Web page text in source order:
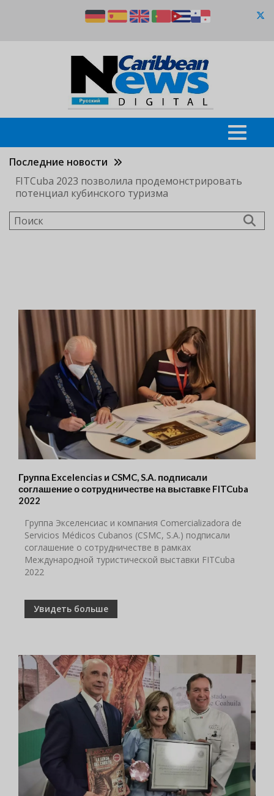
Последние новости
FITCuba 2023 позволила продемонстрировать
потенциал кубинского туризма
Поиск
Группа Excelencias и CSMC, S.A. подписали
соглашение о сотрудничестве на выставке FITCuba
2022
Группа Экселенсиас и компания Comercializadora de
Servicios Médicos Cubanos (CSMC, S.A.) подписали
соглашение о сотрудничестве в рамках
Международной туристической выставки FITCuba
2022
Увидеть больше